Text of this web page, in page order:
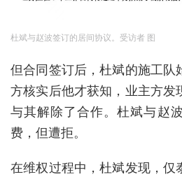
杜斌与赵波签订的居间协议。受访者 图
但合同签订后，杜斌的施工队
方核实后他才获知，业主方发
与其解除了合作。杜斌与赵
费，但遭拒。
在维权过程中，杜斌发现，仅